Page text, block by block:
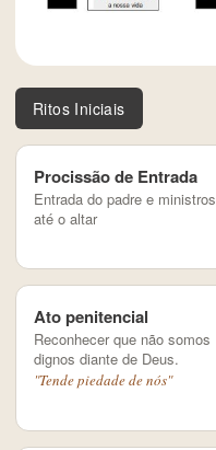
Ritos Iniciais
Procissão de Entrada
Entrada do padre e ministros
até o altar
Ato penitencial
Reconhecer que não somos
dignos diante de Deus.
"Tende piedade de nós"